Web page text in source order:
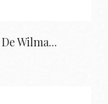
Wilma...